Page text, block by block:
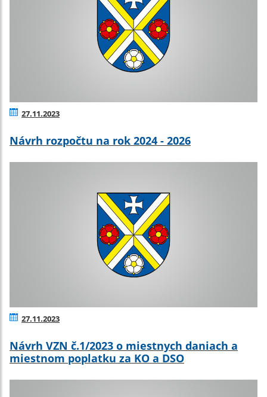
27.11.2023
Návrh rozpočtu na rok 2024 - 2026
27.11.2023
Návrh VZN č.1/2023 o miestnych daniach a
miestnom poplatku za KO a DSO